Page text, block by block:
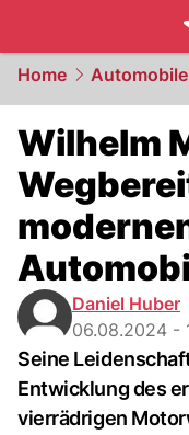
Home Automobile
Wilhelm
Daniel Huber
06.08.2024 -
Seine
Entwicklung des
vierrädrigen